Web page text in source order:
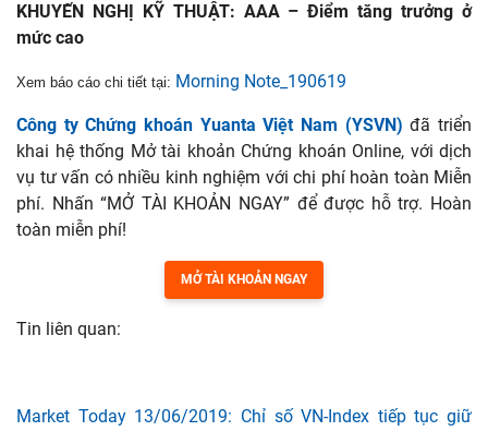
KHUYẾN NGHỊ KỸ THUẬT: AAA – Điểm tăng trưởng ở
mức cao
Xem báo cáo chi tiết tại: Morning Note_190619
Công ty Chứng khoán Yuanta Việt Nam (YSVN) đã triển
khai hệ thống Mở tài khoản Chứng khoán Online, với dịch
vụ tư vấn có nhiều kinh nghiệm với chi phí hoàn toàn Miễn
phí. Nhấn “MỞ TÀI KHOẢN NGAY” để được hỗ trợ. Hoàn
toàn miễn phí!
MỞ TÀI KHOẢN NGAY
Tin liên quan:
Market Today 13/06/2019: Chỉ số VN-Index tiếp tục giữ